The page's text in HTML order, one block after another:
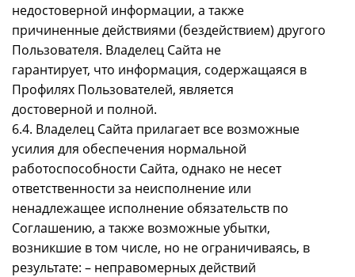
недостоверной информации, а также
причиненные действиями (бездействием) другого
Пользователя. Владелец Сайта не
гарантирует, что информация, содержащаяся в
Профилях Пользователей, является
достоверной и полной.
6.4. Владелец Сайта прилагает все возможные
усилия для обеспечения нормальной
работоспособности Сайта, однако не несет
ответственности за неисполнение или
ненадлежащее исполнение обязательств по
Соглашению, а также возможные убытки,
возникшие в том числе, но не ограничиваясь, в
результате: – неправомерных действий